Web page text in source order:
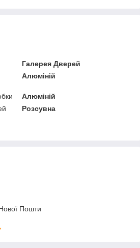
Галерея Дверей
Алюміній
Алюміній
Розсувна
Пошти